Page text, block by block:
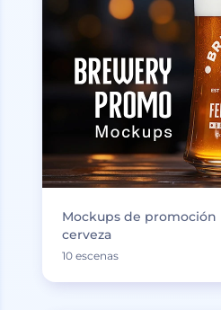
Mockups de promoción
cerveza
10 escenas